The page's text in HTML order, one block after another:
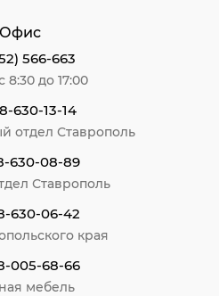
Офис
566-663
8:30 до 17:00
630-13-14
отдел Ставрополь
630-08-89
Ставрополь
630-06-42
края
005-68-66
мебель